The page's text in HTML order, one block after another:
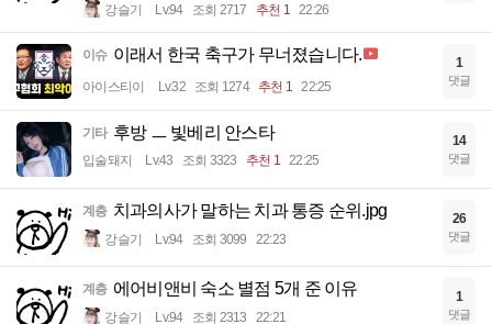
강슬기 Lv.94 조회 2717 추천 1 22:26
이슈 이래서 한국 축구가 무너졌습니다.
아이스티이 Lv.32 조회 1274 추천 1 22:25
1
댓글
기타 후방 ㅡ 빛베리 안스타
입술돼지 Lv.43 조회 3323 추천 1 22:25
14
댓글
계층 치과의사가 말하는 치과 통증 순위.jpg
강슬기 Lv.94 조회 3099 22:23
26
댓글
계층 에어비앤비 숙소 별점 5개 준 이유
강슬기 Lv.94 조회 2313 22:21
1
댓글